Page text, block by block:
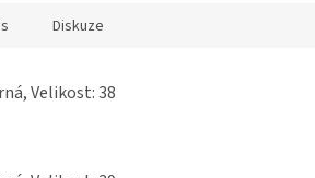
Diskuze
Velikost: 38